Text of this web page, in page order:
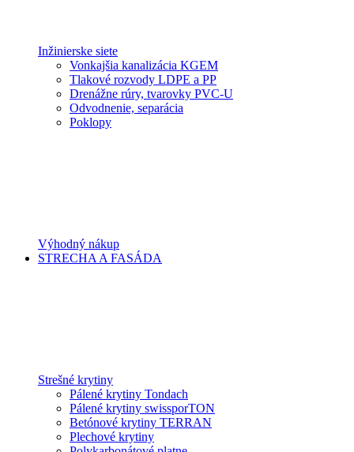
Inžinierske siete
Vonkajšia kanalizácia KGEM
Tlakové rozvody LDPE a PP
Drenážne rúry, tvarovky PVC-U
Odvodnenie, separácia
Poklopy
Výhodný nákup
STRECHA A FASÁDA
Strešné krytiny
Pálené krytiny Tondach
Pálené krytiny swissporTON
Betónové krytiny TERRAN
Plechové krytiny